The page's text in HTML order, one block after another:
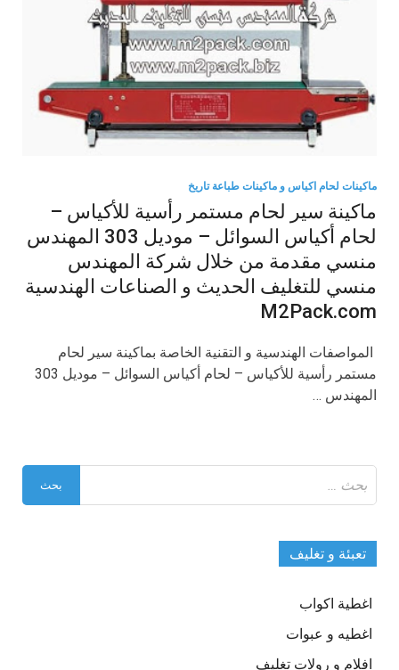
ماكينات لحام اكياس و ماكينات طباعة تاريخ
ماكينة سير لحام مستمر رأسية للأكياس –
لحام أكياس السوائل – موديل 303 المهندس
منسي مقدمة من خلال شركة المهندس
منسي للتغليف الحديث و الصناعات الهندسية
M2Pack.com
​ المواصفات الهندسية و التقنية الخاصة بماكينة سير لحام
مستمر رأسية للأكياس – لحام أكياس السوائل – موديل 303
المهندس …
عن:
تعبئة و تغليف
اغطية اكواب
اغطيه و عبوات
افلام و رولات تغليف